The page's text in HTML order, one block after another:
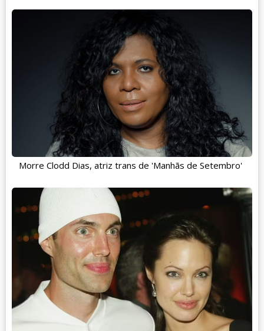
Morre Clodd Dias, atriz trans de 'Manhãs de Setembro'